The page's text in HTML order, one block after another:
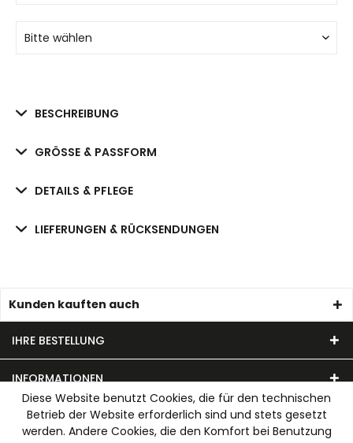
BESCHREIBUNG
GRÖSSE & PASSFORM
DETAILS & PFLEGE
LIEFERUNGEN & RÜCKSENDUNGEN
Kunden kauften auch
IHRE BESTELLUNG
INFORMATIONEN
UNSER MODEHAUS
Diese Website benutzt Cookies, die für den technischen
Betrieb der Website erforderlich sind und stets gesetzt
werden. Andere Cookies, die den Komfort bei Benutzung